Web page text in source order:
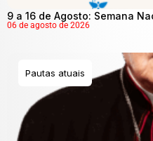
9 a 16 de Agosto: Semana
06 de agosto de 2026
Pautas atuais